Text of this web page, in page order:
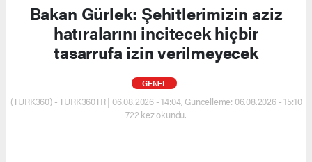
Bakan Gürlek: Şehitlerimizin aziz
hatıralarını incitecek hiçbir
tasarrufa izin verilmeyecek
GENEL
(TURK360) - TURK360TR | 06.08.2026 - 14:04, Güncelleme: 06.08.2026 - 15:10
722 kez okundu.